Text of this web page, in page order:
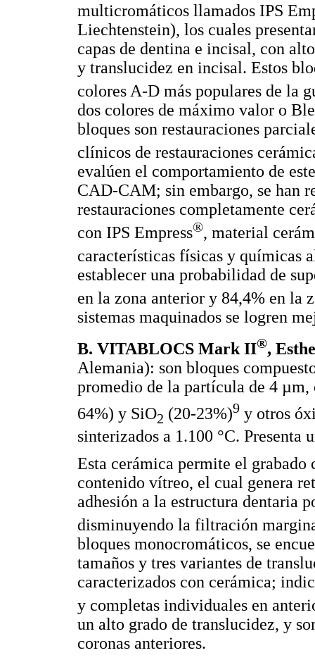
multicromáticos llamados IPS
Liechtenstein), los cuales
capas de dentina e incisal, con
y translucidez en incisal. Estos
colores A-D más populares de la
dos colores de máximo valor o
bloques son restauraciones
clínicos de restauraciones
evalúen el comportamiento de
CAD-CAM; sin embargo, se han
restauraciones completamente
con IPS Empress®, material
características físicas y químicas
establecer una probabilidad de
en la zona anterior y 84,4% en la
sistemas maquinados se logren
B. VITABLOCS Mark II®,
Alemania): son bloques
promedio de la partícula de 4
64%) y SiO2 (20-23%)9 y otros
sinterizados a 1.100 °C. Presenta
Esta cerámica permite el
contenido vítreo, el cual genera
adhesión a la estructura dentaria
disminuyendo la filtración
bloques monocromáticos, se
tamaños y tres variantes de
caracterizados con cerámica;
y completas individuales en
un alto grado de translucidez, y
coronas anteriores.